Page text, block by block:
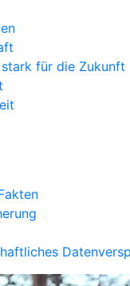
stark für die Zukunft